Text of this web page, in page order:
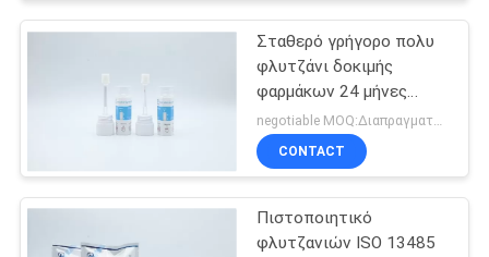
Σταθερό γρήγορο πολυ
φλυτζάνι δοκιμής
φαρμάκων 24 μήνες
ζωής του προϊόντος
στο ράφι
negotiable MOQ:Διαπραγματεύσιμος
CONTACT
Πιστοποιητικό
φλυτζανιών ISO 13485